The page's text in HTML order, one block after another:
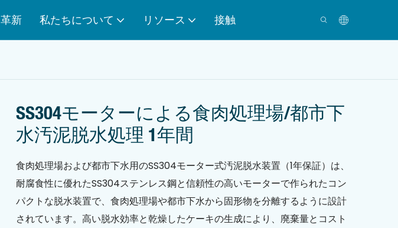
革新 私たちについて リソース 接触
SS304モーターによる食肉処理場/都市下
水汚泥脱水処理 1年間
食肉処理場および都市下水用のSS304モーター式汚泥脱水装置（1年保証）は、
耐腐食性に優れたSS304ステンレス鋼と信頼性の高いモーターで作られたコン
パクトな脱水装置で、食肉処理場や都市下水から固形物を分離するように設計
されています。高い脱水効率と乾燥したケーキの生成により、廃棄量とコスト